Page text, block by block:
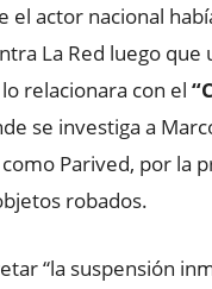
el actor nacional
La Red luego que
relacionara con el
se investiga a
Parived, por la
robados.
“la suspensión